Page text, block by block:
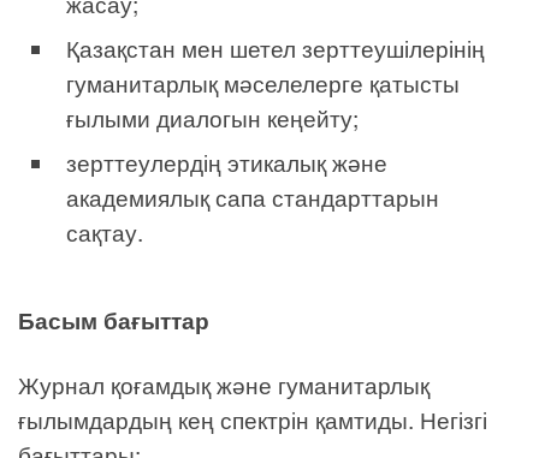
Қазақстан мен шетел зерттеушілерінің
гуманитарлық мәселелерге қатысты
ғылыми диалогын кеңейту;
зерттеулердің этикалық және
академиялық сапа стандарттарын
сақтау.
Басым бағыттар
Журнал қоғамдық және гуманитарлық
ғылымдардың кең спектрін қамтиды. Негізгі